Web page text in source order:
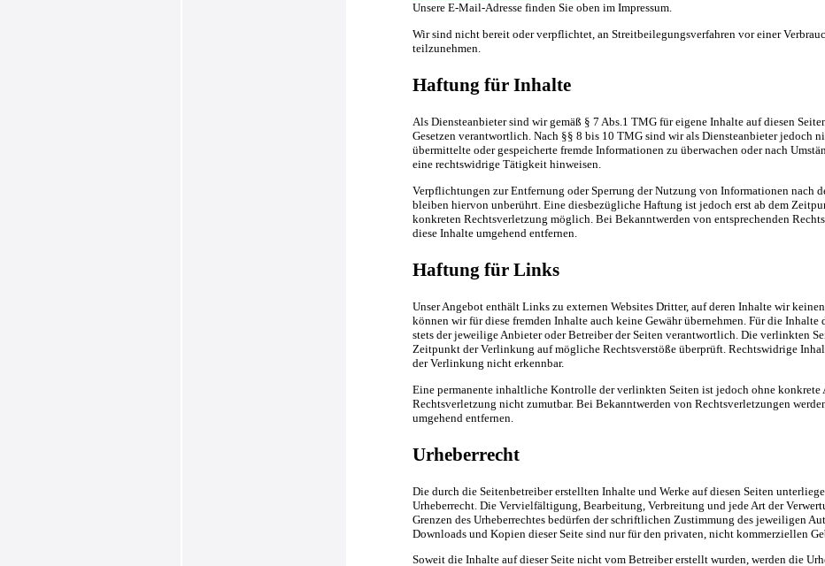
Unsere E-Mail-Adresse finden Sie oben im Impressum.
Wir sind nicht bereit oder verpflichtet, an Streitbeilegungsverfahren vor einer
teilzunehmen.
Haftung für Inhalte
Als Diensteanbieter sind wir gemäß § 7 Abs.1 TMG für eigene Inhalte auf diesen
Gesetzen verantwortlich. Nach §§ 8 bis 10 TMG sind wir als Diensteanbieter jedoch
übermittelte oder gespeicherte fremde Informationen zu überwachen oder nach
eine rechtswidrige Tätigkeit hinweisen.
Verpflichtungen zur Entfernung oder Sperrung der Nutzung von Informationen nach
bleiben hiervon unberührt. Eine diesbezügliche Haftung ist jedoch erst ab dem
konkreten Rechtsverletzung möglich. Bei Bekanntwerden von entsprechenden
diese Inhalte umgehend entfernen.
Haftung für Links
Unser Angebot enthält Links zu externen Websites Dritter, auf deren Inhalte wir
können wir für diese fremden Inhalte auch keine Gewähr übernehmen. Für die
stets der jeweilige Anbieter oder Betreiber der Seiten verantwortlich. Die verlinkten
Zeitpunkt der Verlinkung auf mögliche Rechtsverstöße überprüft. Rechtswidrige
der Verlinkung nicht erkennbar.
Eine permanente inhaltliche Kontrolle der verlinkten Seiten ist jedoch ohne konkrete
Rechtsverletzung nicht zumutbar. Bei Bekanntwerden von Rechtsverletzungen
umgehend entfernen.
Urheberrecht
Die durch die Seitenbetreiber erstellten Inhalte und Werke auf diesen Seiten
Urheberrecht. Die Vervielfältigung, Bearbeitung, Verbreitung und jede Art der
Grenzen des Urheberrechtes bedürfen der schriftlichen Zustimmung des jeweiligen
Downloads und Kopien dieser Seite sind nur für den privaten, nicht kommerziellen
Soweit die Inhalte auf dieser Seite nicht vom Betreiber erstellt wurden, werden die